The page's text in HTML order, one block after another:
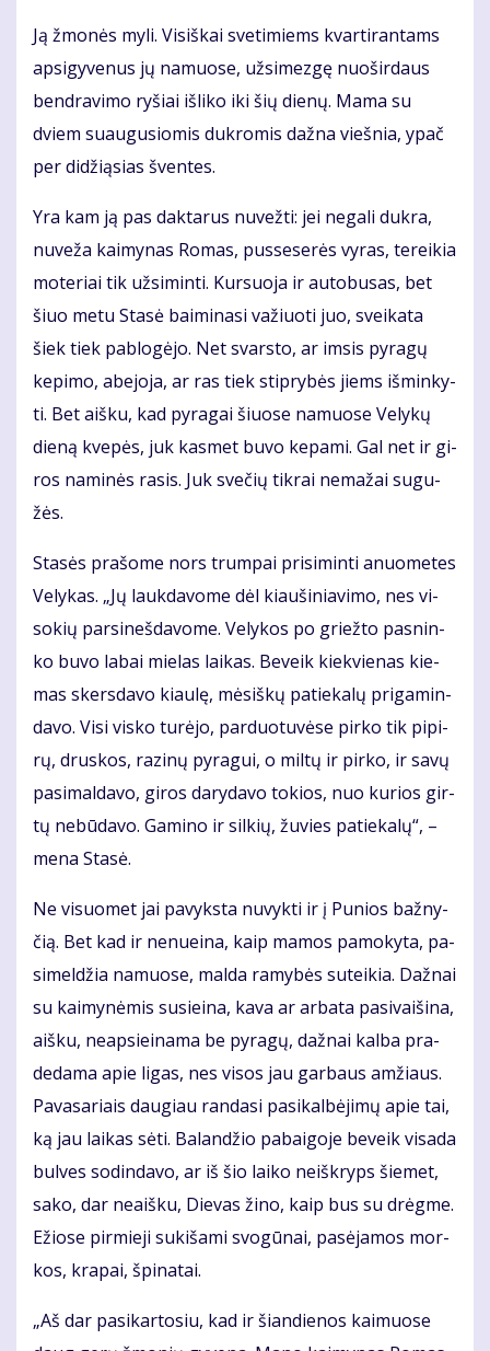
Ją žmo­nės my­li. Vi­siš­kai sve­ti­miems kvar­ti­ran­tams
ap­si­gy­ve­nus jų na­muo­se, už­si­mez­gę nuo­šir­daus
ben­dra­vi­mo ry­šiai iš­li­ko iki šių die­nų. Ma­ma su
dviem su­au­gu­sio­mis duk­ro­mis daž­na vieš­nia, ypač
per di­dži­ą­sias šven­tes.
Yra kam ją pas dak­ta­rus nu­vež­ti: jei ne­ga­li duk­ra,
nu­ve­ža kai­my­nas Ro­mas, pus­se­se­rės vy­ras, te­rei­kia
mo­te­riai tik už­si­min­ti. Kur­suo­ja ir au­to­bu­sas, bet
šiuo me­tu Sta­sė bai­mi­na­si va­žiuo­ti juo, svei­ka­ta
šiek tiek pa­blo­gė­jo. Net svars­to, ar im­sis py­ra­gų
ke­pi­mo, abe­jo­ja, ar ras tiek stip­ry­bės jiems iš­min­ky­
ti. Bet aiš­ku, kad py­ra­gai šiuo­se na­muo­se Ve­ly­kų
die­ną kve­pės, juk kas­met bu­vo ke­pa­mi. Gal net ir gi­
ros na­mi­nės ra­sis. Juk sve­čių tik­rai ne­ma­žai su­gu­
žės.
Sta­sės pra­šo­me nors trum­pai pri­si­min­ti anuo­me­tes
Ve­ly­kas. „Jų lauk­da­vo­me dėl kiau­ši­nia­vi­mo, nes vi­
so­kių par­si­neš­da­vo­me. Ve­ly­kos po griež­to pas­nin­
ko bu­vo la­bai mie­las lai­kas. Be­veik kiek­vie­nas kie­
mas skers­da­vo kiau­lę, mė­siš­kų pa­tie­ka­lų pri­ga­min­
da­vo. Vi­si vis­ko tu­rė­jo, par­duo­tu­vė­se pir­ko tik pi­pi­
rų, drus­kos, ra­zi­nų py­ra­gui, o mil­tų ir pir­ko, ir sa­vų
pa­si­mal­da­vo, gi­ros da­ry­da­vo to­kios, nuo ku­rios gir­
tų ne­bū­da­vo. Ga­mi­no ir sil­kių, žu­vies pa­tie­ka­lų“, –
me­na Sta­sė.
Ne vi­suo­met jai pa­vyks­ta nu­vyk­ti ir į Pu­nios baž­ny­
čią. Bet kad ir ne­nu­ei­na, kaip ma­mos pa­mo­ky­ta, pa­
si­mel­džia na­muo­se, mal­da ra­my­bės su­tei­kia. Daž­nai
su kai­my­nė­mis su­si­ei­na, ka­va ar ar­ba­ta pa­si­vai­ši­na,
aiš­ku, neap­si­ei­na­ma be py­ra­gų, daž­nai kal­ba pra­
de­da­ma apie li­gas, nes vi­sos jau gar­baus am­žiaus.
Pa­va­sa­riais dau­giau ran­da­si pa­si­kal­bė­ji­mų apie tai,
ką jau lai­kas sė­ti. Ba­lan­džio pa­bai­go­je be­veik vi­sa­da
bul­ves so­din­da­vo, ar iš šio lai­ko ne­iš­kryps šie­met,
sa­ko, dar ne­aiš­ku, Die­vas ži­no, kaip bus su drėg­me.
Ežio­se pir­mie­ji su­ki­ša­mi svo­gū­nai, pa­sė­ja­mos mor­
kos, kra­pai, špi­na­tai.
„Aš dar pa­si­kar­to­siu, kad ir šian­die­nos kai­muo­se